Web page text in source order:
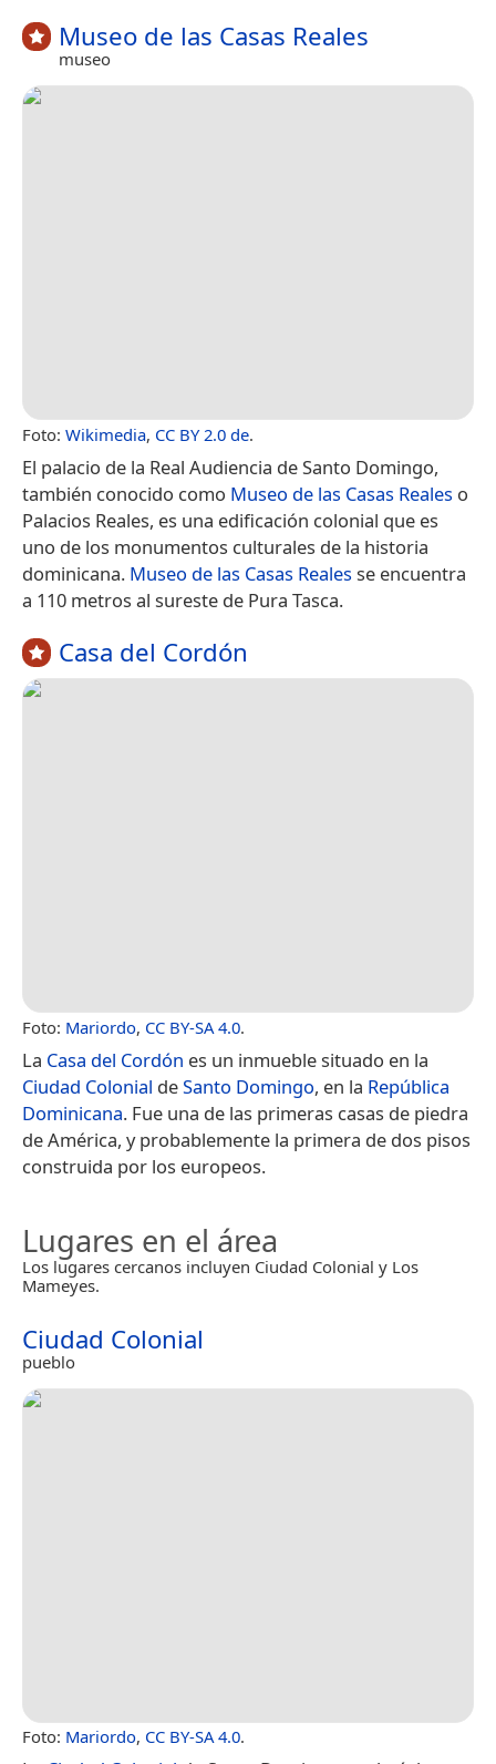
Museo de las Casas Reales
museo
Foto: Wikimedia, CC BY 2.0 de.
El palacio de la Real Audiencia de Santo Domingo,
también conocido como Museo de las Casas Reales o
Palacios Reales, es una edificación colonial que es
uno de los monumentos culturales de la historia
dominicana. Museo de las Casas Realesse encuentra
a 110 metros al sureste de Pura Tasca.
Casa del Cordón
Foto: Mariordo, CC BY-SA 4.0.
La Casa del Cordón es un inmueble situado en la
Ciudad Colonial deSanto Domingo, en la República
Dominicana. Fue una de las primeras casas de piedra
de América, y probablemente la primera de dos pisos
construida por los europeos.
Lugares en el área
Los lugares cercanos incluyen Ciudad Colonial y Los
Mameyes.
Ciudad Colonial
pueblo
Foto: Mariordo, CC BY-SA 4.0.